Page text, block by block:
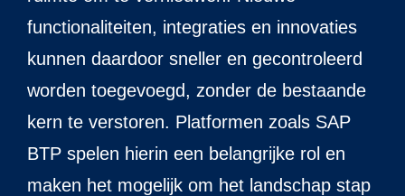
functionaliteiten, integraties en innovaties
kunnen daardoor sneller en gecontroleerd
worden toegevoegd, zonder de bestaande
kern te verstoren. Platformen zoals SAP
BTP spelen hierin een belangrijke rol en
maken het mogelijk om het landschap stap